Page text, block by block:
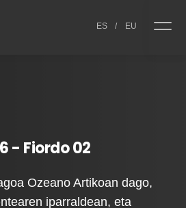
ES / EU
- Fiordo 02
Ozeano Artikoan dago,
iparraldean, eta